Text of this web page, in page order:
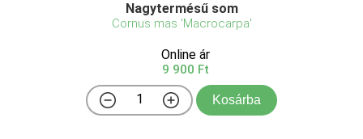
Nagytermésű som
Cornus mas 'Macrocarpa'
Online ár
9 900 Ft
Kosárba